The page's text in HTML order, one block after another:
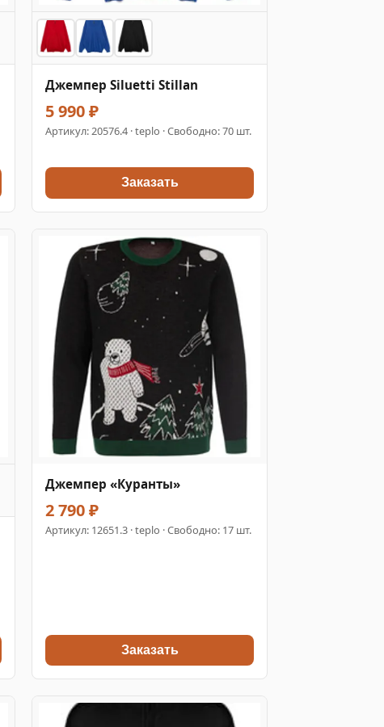
Джемпер Siluetti Stillan
5 990 ₽
Артикул:20576.4 · teplo · Свободно: 70 шт.
Заказать
Джемпер «Куранты»
2 790 ₽
Артикул: 12651.3 · teplo · Свободно: 17 шт.
Заказать